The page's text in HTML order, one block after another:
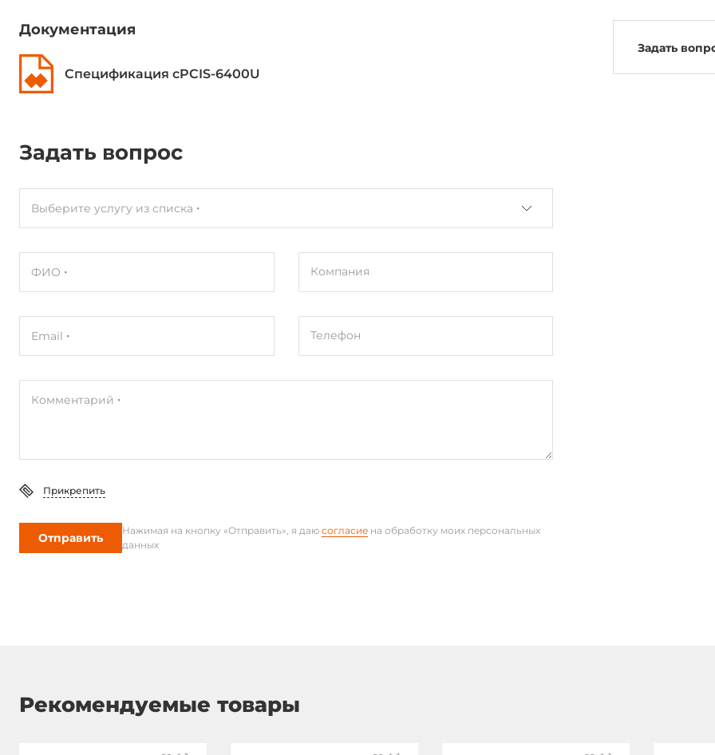
Документация
Спецификация cPCIS-6400U
Задать вопрос
Выберите услугу из списка
ФИО Компания
Email Телефон
Комментарий
Прикрепить
Отправить Нажимая на кнопку «Отправить», я даю согласие на обработку моих персональных
данных
Задать
Рекомендуемые товары